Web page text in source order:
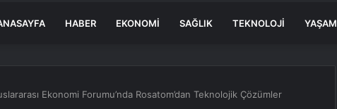
HABER EKONOMI SAĞLIK TEKNOLOJI YAŞAM
Ekonomi Forumu’nda Rosatom’dan Teknolojik Çözümler